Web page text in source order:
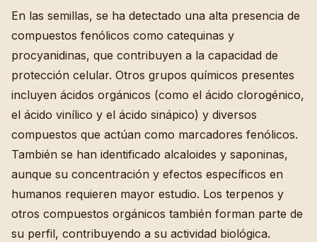
En las semillas, se ha detectado una alta presencia de
compuestos fenólicos como catequinas y
procyanidinas, que contribuyen a la capacidad de
protección celular. Otros grupos químicos presentes
incluyen ácidos orgánicos (como el ácido clorogénico,
el ácido vinílico y el ácido sinápico) y diversos
compuestos que actúan como marcadores fenólicos.
También se han identificado alcaloides y saponinas,
aunque su concentración y efectos específicos en
humanos requieren mayor estudio. Los terpenos y
otros compuestos orgánicos también forman parte de
su perfil, contribuyendo a su actividad biológica.